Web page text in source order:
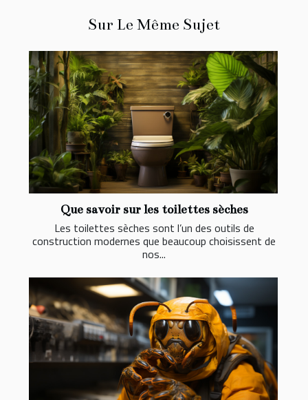
Sur Le Même Sujet
Que savoir sur les toilettes sèches
Les toilettes sèches sont l’un des outils de
construction modernes que beaucoup choisissent de
nos...